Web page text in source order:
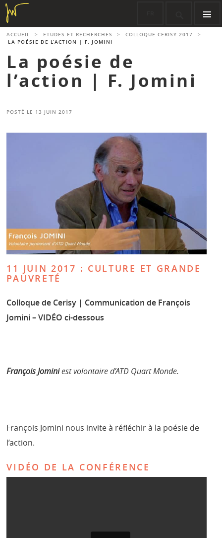
Aller
au
contenu
principal
MENU
ACCUEIL > ETUDES ET RECHERCHES > COLLOQUE CERISY 2017
>
LA POÉSIE DE L’ACTION | F. JOMINI
La poésie de
l’action | F. Jomini
POSTÉ LE 13 JUIN 2017
11 JUIN 2017 : CULTURE ET GRANDE
PAUVRETÉ
Colloque de Cerisy | Communication de François
Jomini – VIDÉO ci-dessous
François Jominiest volontaire d’ATD Quart Monde.
François Jomini nous invite à réfléchir à la poésie de
l’action.
VIDÉO DE LA CONFÉRENCE